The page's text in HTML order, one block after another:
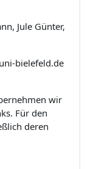
Jule Günter,
bielefeld.de
wir
Für den
deren